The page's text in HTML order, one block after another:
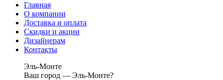
Главная
О компании
Доставка и оплата
Скидки и акции
Дизайнерам
Контакты
Эль-Монте
Ваш город — Эль-Монте?